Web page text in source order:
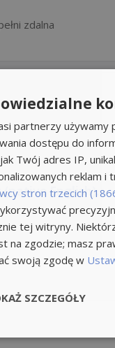
zdalna
English)...
partnerzy używamy
dostępu do
Twój adres IP,
reklam i
stron trzecich
tej witryny.
na zgodzie; masz
swoją zgodę w
SZCZEGÓŁY